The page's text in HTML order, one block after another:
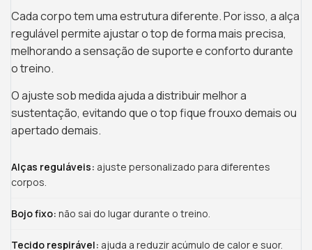
Cada corpo tem uma estrutura diferente. Por isso, a alça
regulável permite ajustar o top de forma mais precisa,
melhorando a sensação de suporte e conforto durante
o treino.
O ajuste sob medida ajuda a distribuir melhor a
sustentação, evitando que o top fique frouxo demais ou
apertado demais.
Alças reguláveis: ajuste personalizado para diferentes
corpos.
Bojo fixo: não sai do lugar durante o treino.
Tecido respirável: ajuda a reduzir acúmulo de calor e suor.